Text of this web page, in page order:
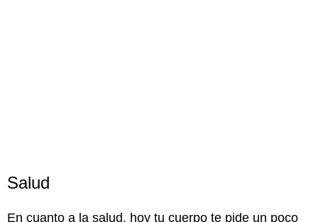
Salud
En cuanto a la salud, hoy tu cuerpo te pide un poco